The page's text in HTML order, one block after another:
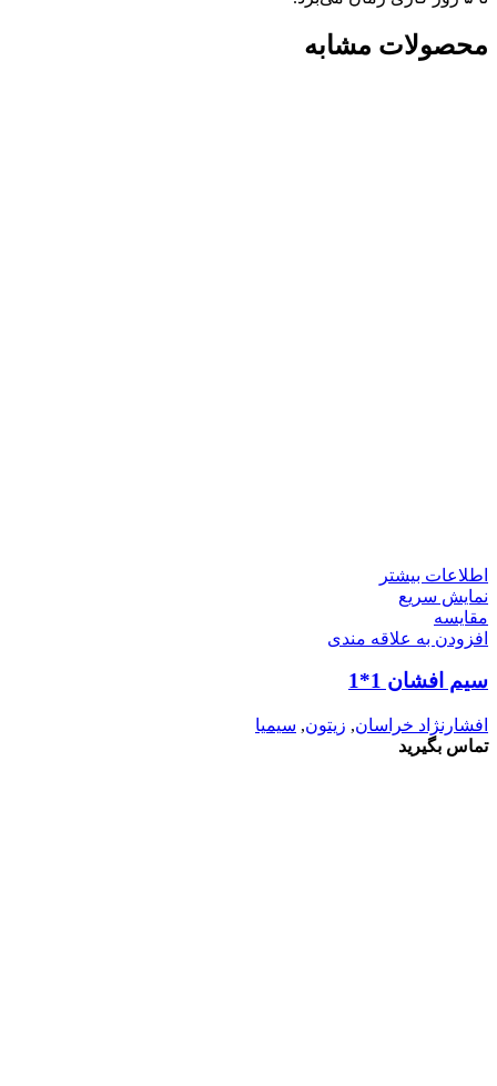
محصولات مشابه
اطلاعات بیشتر
نمایش سریع
مقايسه
افزودن به علاقه مندی
سیم افشان 1*1
افشارنژاد خراسان, زیتون, سیمیا
تماس بگیرید